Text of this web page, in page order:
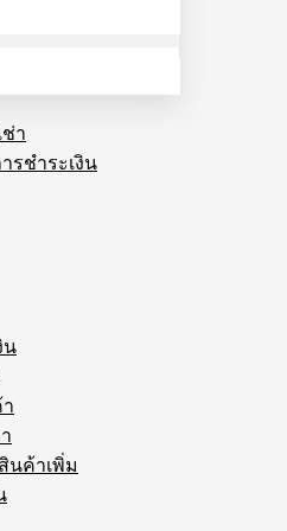
า
รชำระเงิน
น
นค้าเพิ่ม